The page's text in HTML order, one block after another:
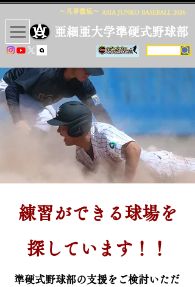
〜凡事徹底〜 ASIA JUNKO BASEBALL 2026
​亜細亜大学準硬式野球部
​練習ができる球場を
探しています！！
準硬式野球部の支援をご検討いただ